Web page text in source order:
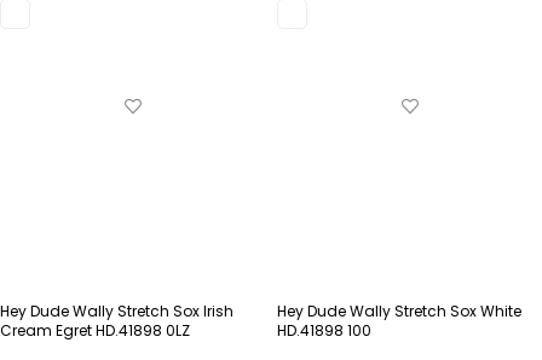
Hey Dude Wally Stretch Sox Irish
Cream Egret HD.41898 0LZ
Hey Dude Wally Stretch Sox White
HD.41898 100